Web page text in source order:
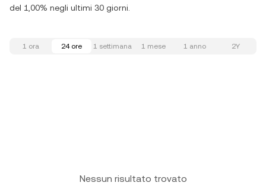
del 1,00% negli ultimi 30 giorni.
1 ora 24 ore 1 settimana 1 mese 1 anno 2Y
Nessun risultato trovato